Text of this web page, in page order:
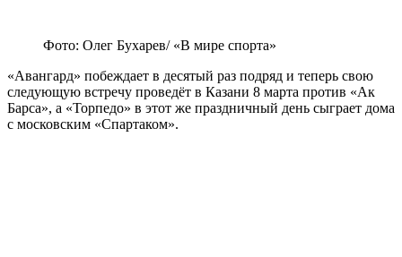
Фото: Олег Бухарев/ «В мире спорта»
«Авангард» побеждает в десятый раз подряд и теперь свою
следующую встречу проведёт в Казани 8 марта против «Ак
Барса», а «Торпедо» в этот же праздничный день сыграет дома
с московским «Спартаком».